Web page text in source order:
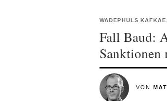
WADEPHULS
Fall Baud:
Sanktionen
VON